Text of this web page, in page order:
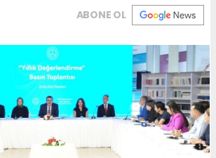
ABONE OL